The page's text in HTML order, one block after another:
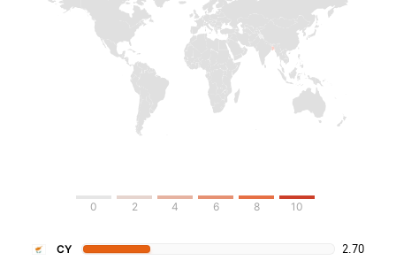
0 2 4 6 8 10
CY 2.70